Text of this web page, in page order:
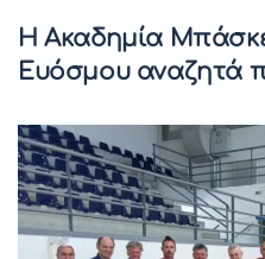
Η Ακαδημία
Ευόσμου αναζητά